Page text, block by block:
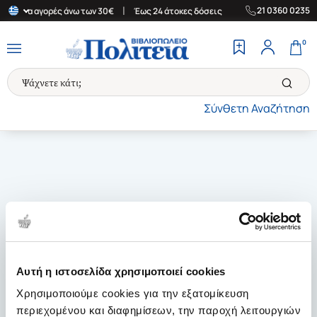
Αυτή η ιστοσελίδα χρησιμοποιεί cookies
Χρησιμοποιούμε cookies για την εξατομίκευση
περιεχομένου και διαφημίσεων, την παροχή λειτουργιών
για αγορές άνω των 30€ Έως 24 άτοκες δόσεις | Δωρεάν
21 0360 0235
Σύνθετη Αναζήτηση
0